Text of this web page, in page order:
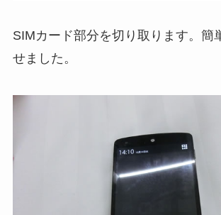
SIMカード部分を切り取ります。簡
せました。